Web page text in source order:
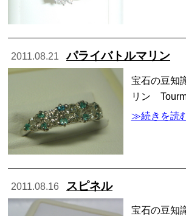
2011.08.21 パライバトルマリン
宝石の豆知
リン
≫続きを読
2011.08.16 スピネル
宝石の豆知